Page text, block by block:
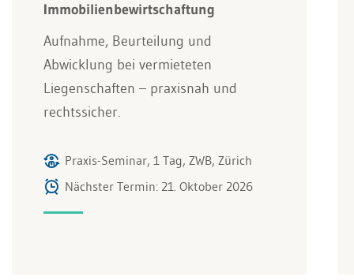
Immobilienbewirtschaftung
Aufnahme, Beurteilung und
Abwicklung bei vermieteten
Liegenschaften – praxisnah und
rechtssicher.
Praxis-Seminar, 1 Tag, ZWB, Zürich
Nächster Termin: 21. Oktober 2026